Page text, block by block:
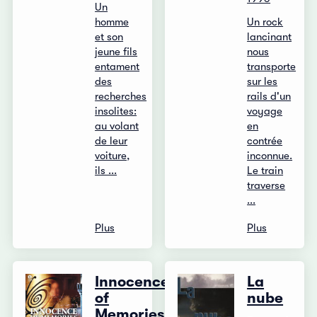
Un
homme
et son
jeune fils
entament
des
recherches
insolites:
au volant
de leur
voiture,
ils ...
Plus
Un rock
lancinant
nous
transporte
sur les
rails d'un
voyage
en
contrée
inconnue.
Le train
traverse
...
Plus
Innocence
of
La
nube